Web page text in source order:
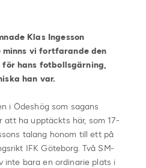
Klas Ingesson
vi fortfarande den
hans fotbollsgärning,
han var.
i Ödeshög som sagans
att ha upptäckts här, som 17-
talang honom till ett på
IFK Göteborg. Två SM-
inte bara en ordinarie plats i